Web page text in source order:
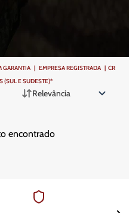
| EMPRESA REGISTRADA | CR
(SUL E SUDESTE)*
Relevância
encontrado